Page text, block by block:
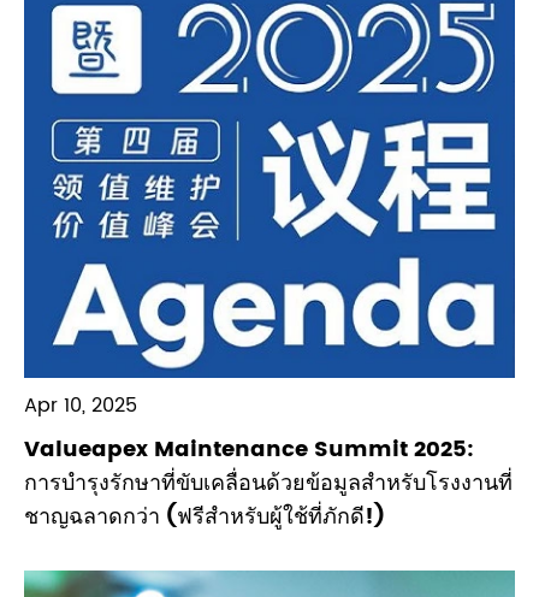
Apr 10, 2025
Valueapex Maintenance Summit 2025:
การบำรุงรักษาที่ขับเคลื่อนด้วยข้อมูลสำหรับโรงงานที่
ชาญฉลาดกว่า (ฟรีสำหรับผู้ใช้ที่ภักดี!)